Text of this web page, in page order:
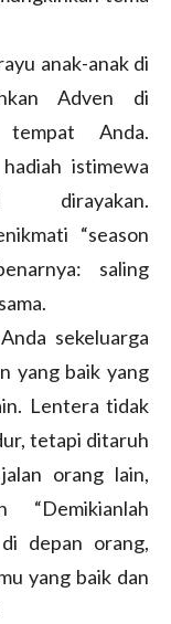
anak-anak di
Adven di
Anda.
istimewa
dirayakan.
“season
saling
sekeluarga
yang baik yang
Lentera tidak
tetapi ditaruh
orang lain,
“Demikianlah
depan orang,
yang baik dan